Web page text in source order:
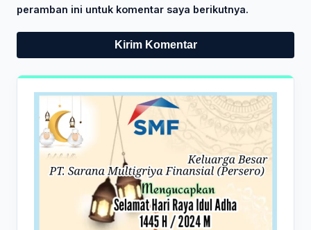
peramban ini untuk komentar saya berikutnya.